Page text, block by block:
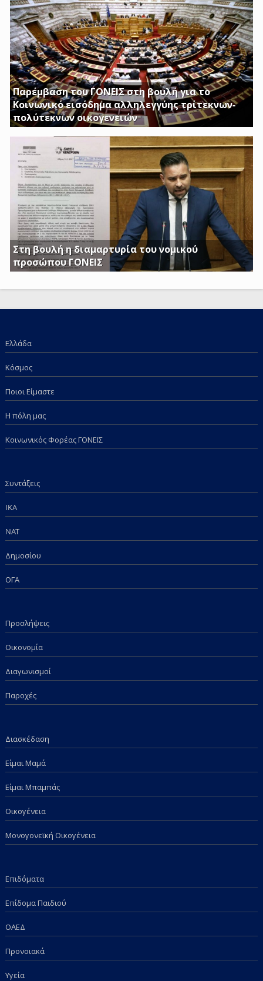
Παρέμβαση του ΓΟΝΕΙΣ στη βουλή για το
Κοινωνικό εισόδημα αλληλεγγύης τρίτεκνων-
πολύτεκνων οικογενειών
Τέκνων, καθώς και το Ειδικό Επίδομα Στήριξης σε
Τρίτεκνες – Πολύτεκνες οικογένειες από τα εισοδηματικά
κριτήρια όπως αυτά καθορίζονται με το υπ’ αριθμ. 128/24-
1-2017 ΦΕΚ
Στη βουλή η διαμαρτυρία του νομικού
προσώπου ΓΟΝΕΙΣ
Απόφαση και τα επιδόματα των παιδιών μας; Πόση
Ελλάδα
Κόσμος
Ποιοι Είμαστε
Η πόλη μας
Κοινωνικός Φορέας ΓΟΝΕΙΣ
Συντάξεις
IKA
NAT
Δημοσίου
ΟΓΑ
Προσλήψεις
Οικονομία
Διαγωνισμοί
Παροχές
Διασκέδαση
Είμαι Μαμά
Είμαι Μπαμπάς
Οικογένεια
Μονογονεϊκή Οικογένεια
Επιδόματα
Επίδομα Παιδιού
ΟΑΕΔ
Προνοιακά
Υγεία